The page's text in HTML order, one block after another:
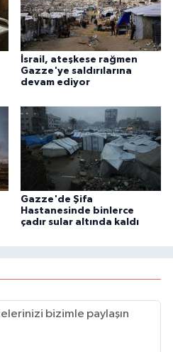
İsrail, ateşkese rağmen
Gazze'ye saldırılarına
devam ediyor
Gazze'de Şifa
Hastanesinde binlerce
çadır sular altında kaldı